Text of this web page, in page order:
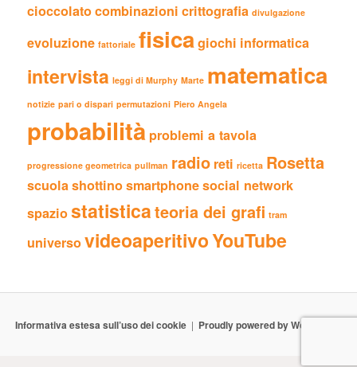
cioccolatocombinazioni crittografia divulgazione
evoluzione fattoriale fisicagiochi informatica
intervista leggi di Murphy Marte matematica
notizie pari o dispari permutazioni Piero Angela
probabilità problemi a tavola
progressione geometrica pullman radio reti ricetta Rosetta
scuolashottinosmartphonesocial network
spaziostatisticateoria dei grafi tram
universovideoaperitivoYouTube
Informativa estesa sull’uso dei cookie Proudly powered by WordPress